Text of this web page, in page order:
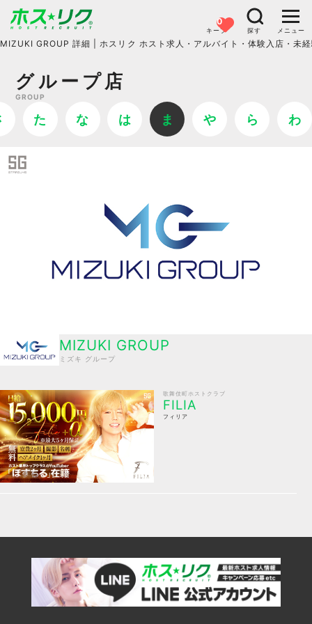
0
キープ 探す メニュー
MIZUKI GROUP 詳細 | ホスリク ホスト求人・アルバイト・体験入店・未
グループ店
GROUP
た な は ま や ら わ
MIZUKI GROUP
ミズキ グループ
歌舞伎町ホストクラブ
FILIA
フィリア